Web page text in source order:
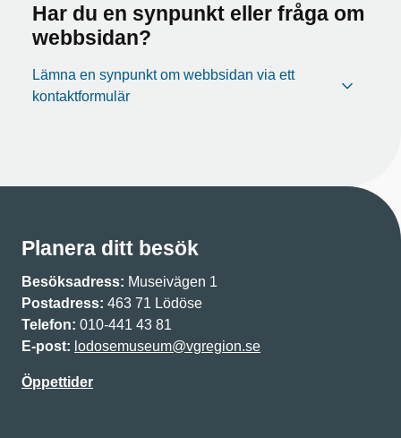
Har du en synpunkt eller fråga om
webbsidan?
Lämna en synpunkt om webbsidan via ett
kontaktformulär
Planera ditt besök
Besöksadress: Museivägen 1
Postadress: 463 71 Lödöse
Telefon: 010-441 43 81
E-post: lodosemuseum@vgregion.se
Öppettider